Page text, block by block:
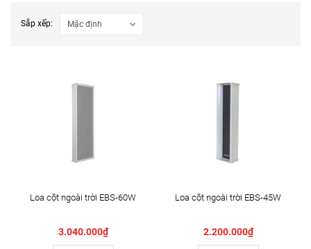
Sắp xếp:
Loa cột ngoài trời EBS-60W
3.040.000₫
Loa cột ngoài trời EBS-45W
2.200.000₫